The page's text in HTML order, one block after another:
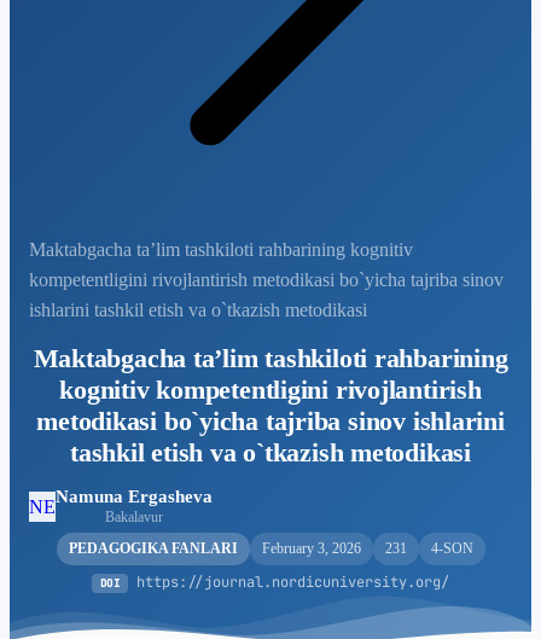
Maktabgacha ta’lim tashkiloti rahbarining kognitiv
kompetentligini rivojlantirish metodikasi bo`yicha tajriba sinov
ishlarini tashkil etish va o`tkazish metodikasi
Maktabgacha ta’lim tashkiloti rahbarining
kognitiv kompetentligini rivojlantirish
metodikasi bo`yicha tajriba sinov ishlarini
tashkil etish va o`tkazish metodikasi
NENamuna Ergasheva
Bakalavur
PEDAGOGIKA FANLARI
February 3, 2026 231 4-SON
DOI https://journal.nordicuniversity.org/